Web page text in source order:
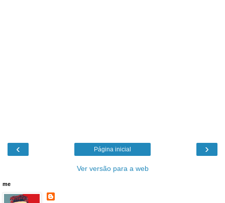
‹ ›
Página inicial
Ver versão para a web
me